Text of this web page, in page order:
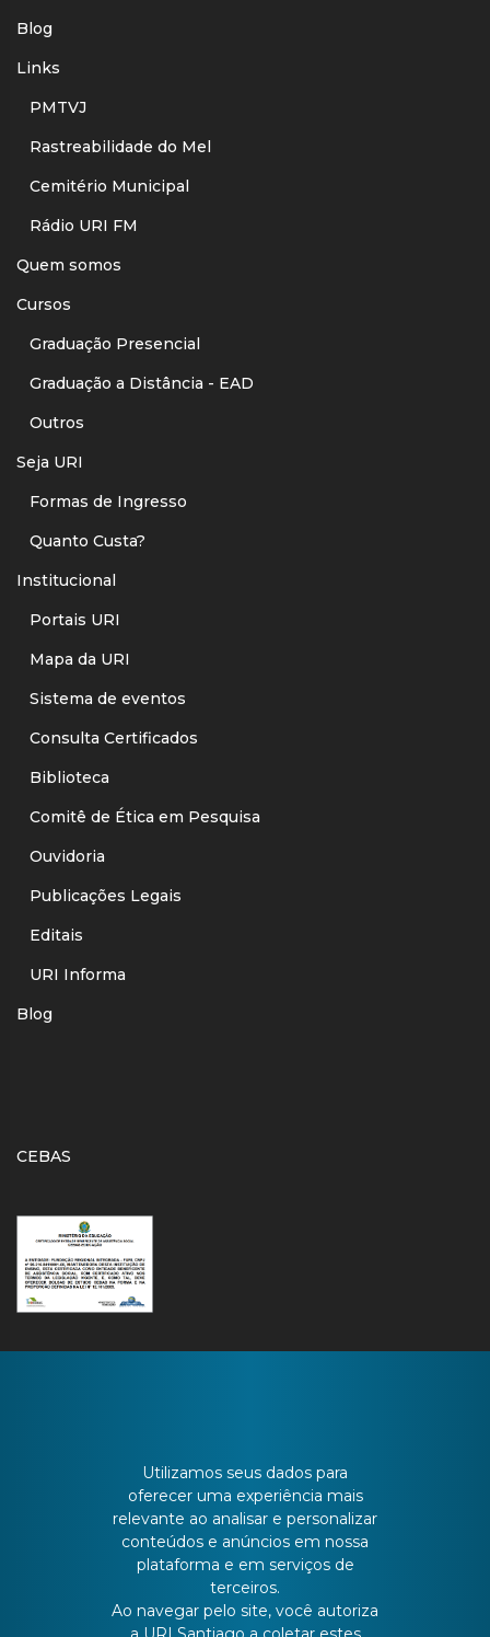
Blog
Links
PMTVJ
Rastreabilidade do Mel
Cemitério Municipal
Rádio URI FM
Quem somos
Cursos
Graduação Presencial
Graduação a Distância - EAD
Outros
Seja URI
Formas de Ingresso
Quanto Custa?
Institucional
Portais URI
Mapa da URI
Sistema de eventos
Consulta Certificados
Biblioteca
Comitê de Ética em Pesquisa
Ouvidoria
Publicações Legais
Editais
URI Informa
Blog
CEBAS
Batista Bonoto Sobrinho, 733
Utilizamos seus dados para
oferecer uma experiência mais
relevante ao analisar e personalizar
conteúdos e anúncios em nossa
plataforma e em serviços de
terceiros.
Ao navegar pelo site, você autoriza